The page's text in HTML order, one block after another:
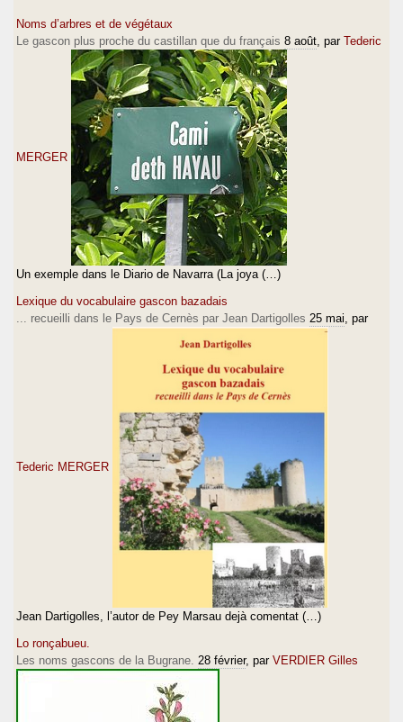
Noms d’arbres et de végétaux
Le gascon plus proche du castillan que du français 8 août, par Tederic
MERGER
Un exemple dans le Diario de Navarra (La joya (…)
Lexique du vocabulaire gascon bazadais
... recueilli dans le Pays de Cernès par Jean Dartigolles 25 mai, par
Tederic MERGER
Jean Dartigolles, l’autor de Pey Marsau dejà comentat (…)
Lo ronçabueu.
Les noms gascons de la Bugrane. 28 février, par VERDIER Gilles